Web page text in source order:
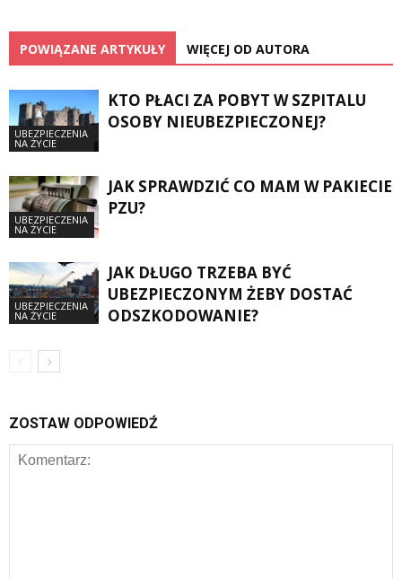
POWIĄZANE ARTYKUŁY WIĘCEJ OD AUTORA
UBEZPIECZENIA
NA ŻYCIE
KTO PŁACI ZA POBYT W SZPITALU
OSOBY NIEUBEZPIECZONEJ?
UBEZPIECZENIA
NA ŻYCIE
JAK SPRAWDZIĆ CO MAM W PAKIECIE
PZU?
UBEZPIECZENIA
NA ŻYCIE
JAK DŁUGO TRZEBA BYĆ
UBEZPIECZONYM ŻEBY DOSTAĆ
ODSZKODOWANIE?
ZOSTAW ODPOWIEDŹ